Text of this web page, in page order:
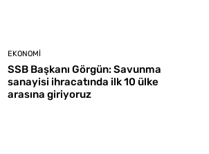
EKONOMI
SSB Başkanı Görgün: Savunma
sanayisi ihracatında ilk 10 ülke
arasına giriyoruz